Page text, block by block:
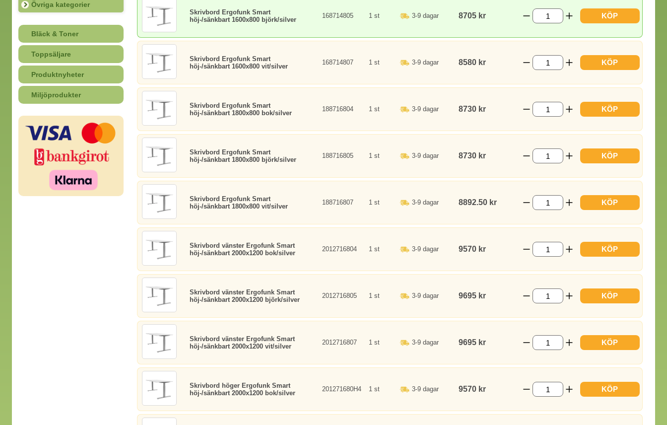
Övriga kategorier
Bläck & Toner
Toppsäljare
Produktnyheter
Miljöprodukter
Skrivbord Ergofunk Smart
höj-/sänkbart 1600x800 björk/silver
168714805 1 st 3-9 dagar 8705 kr KÖP
Skrivbord Ergofunk Smart
höj-/sänkbart 1600x800 vit/silver
168714807 1 st 3-9 dagar 8580 kr KÖP
Skrivbord Ergofunk Smart
höj-/sänkbart 1800x800 bok/silver
188716804 1 st 3-9 dagar 8730 kr KÖP
Skrivbord Ergofunk Smart
höj-/sänkbart 1800x800 björk/silver
188716805 1 st 3-9 dagar 8730 kr KÖP
Skrivbord Ergofunk Smart
höj-/sänkbart 1800x800 vit/silver
188716807 1 st 3-9 dagar 8892.50 kr KÖP
Skrivbord vänster Ergofunk Smart
höj-/sänkbart 2000x1200 bok/silver
2012716804 1 st 3-9 dagar 9570 kr KÖP
Skrivbord vänster Ergofunk Smart
höj-/sänkbart 2000x1200 björk/silver
2012716805 1 st 3-9 dagar 9695 kr KÖP
Skrivbord vänster Ergofunk Smart
höj-/sänkbart 2000x1200 vit/silver
2012716807 1 st 3-9 dagar 9695 kr KÖP
Skrivbord höger Ergofunk Smart
höj-/sänkbart 2000x1200 bok/silver
201271680H4 1 st 3-9 dagar 9570 kr KÖP